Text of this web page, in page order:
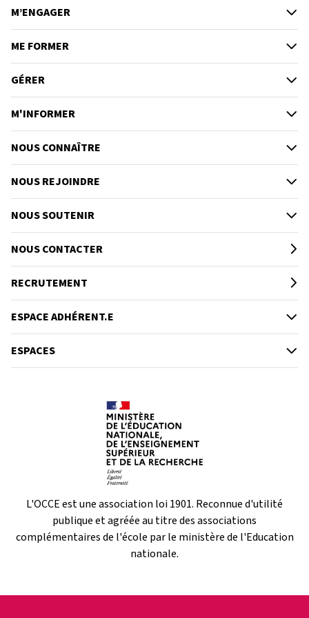
M’ENGAGER
ME FORMER
GÉRER
M'INFORMER
NOUS CONNAÎTRE
NOUS REJOINDRE
NOUS SOUTENIR
NOUS CONTACTER
RECRUTEMENT
ESPACE ADHÉRENT.E
ESPACES
L'OCCE est une association loi 1901. Reconnue d'utilité
publique et agréée au titre des associations
complémentaires de l'école par le ministère de l'Education
nationale.